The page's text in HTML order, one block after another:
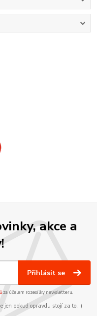
akce a
Přihlásit se
za účelem rozesílky newsletteru.
jen pokud opravdu stojí za to. :)